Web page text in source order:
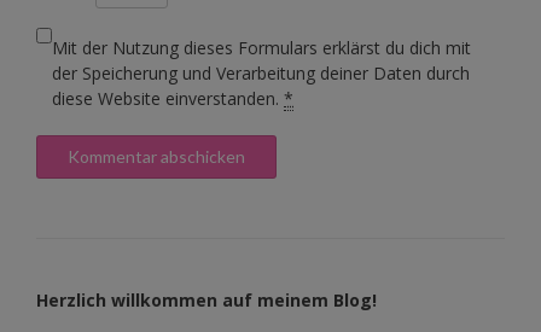
Mit der Nutzung dieses Formulars erklärst du dich mit
der Speicherung und Verarbeitung deiner Daten durch
diese Website einverstanden. *
Herzlich willkommen auf meinem Blog!